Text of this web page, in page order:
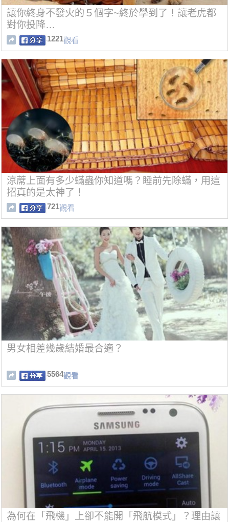
讓你終身不發火的５個字~終於學到了！讓老虎都
對你投降…
1221觀看
涼蓆上面有多少蟎蟲你知道嗎？睡前先除蟎，用這
招真的是太神了！
721觀看
男女相差幾歲結婚最合適？
5564觀看
為何在「飛機」上卻不能開「飛航模式」？理由讓